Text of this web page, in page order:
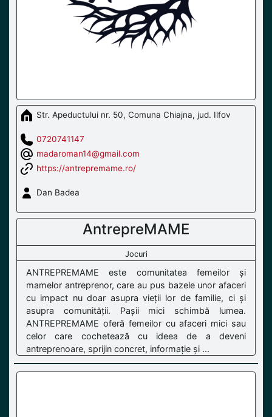
Str. Apeductului nr. 50, Comuna Chiajna, jud. Ilfov
0720741147
madaroman14@gmail.com
https://antrepremame.ro/
Dan Badea
AntrepreMAME
Jocuri
ANTREPREMAME este comunitatea femeilor și
mamelor antreprenor, care au pus bazele unor afaceri
cu impact nu doar asupra vieții lor de familie, ci și
asupra comunității. Pașii mici schimbă lumea.
ANTREPREMAME oferă femeilor cu afaceri mici sau
celor care cochetează cu ideea de a deveni
antreprenoare, sprijin concret, informație și ...